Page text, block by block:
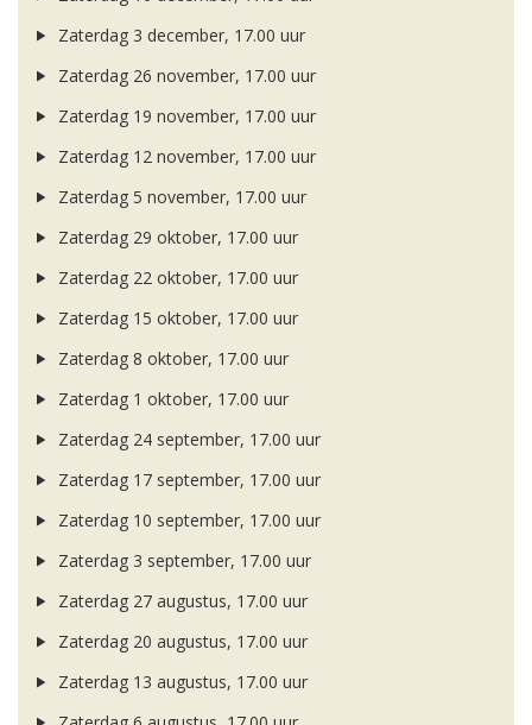
Zaterdag 3 december, 17.00 uur
Zaterdag 26 november, 17.00 uur
Zaterdag 19 november, 17.00 uur
Zaterdag 12 november, 17.00 uur
Zaterdag 5 november, 17.00 uur
Zaterdag 29 oktober, 17.00 uur
Zaterdag 22 oktober, 17.00 uur
Zaterdag 15 oktober, 17.00 uur
Zaterdag 8 oktober, 17.00 uur
Zaterdag 1 oktober, 17.00 uur
Zaterdag 24 september, 17.00 uur
Zaterdag 17 september, 17.00 uur
Zaterdag 10 september, 17.00 uur
Zaterdag 3 september, 17.00 uur
Zaterdag 27 augustus, 17.00 uur
Zaterdag 20 augustus, 17.00 uur
Zaterdag 13 augustus, 17.00 uur